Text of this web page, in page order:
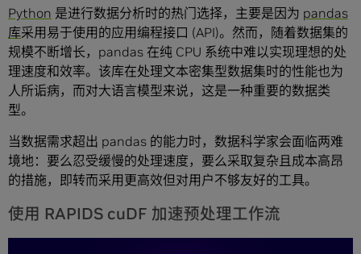
Python 是进行数据分析时的热门选择，主要是因为 pandas
库采用易于使用的应用编程接口 (API)。然而，随着数据集的
规模不断增长，pandas 在纯 CPU 系统中难以实现理想的处
理速度和效率。该库在处理文本密集型数据集时的性能也为
人所诟病，而对大语言模型来说，这是一种重要的数据类
型。
当数据需求超出 pandas 的能力时，数据科学家会面临两难
境地：要么忍受缓慢的处理速度，要么采取复杂且成本高昂
的措施，即转而采用更高效但对用户不够友好的工具。
使用 RAPIDS cuDF 加速预处理工作流